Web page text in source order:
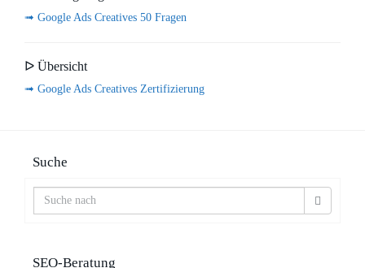
➟ Google Ads Creatives 50 Fragen
ᐅ Übersicht
➟ Google Ads Creatives Zertifizierung
Suche
SEO-Beratung